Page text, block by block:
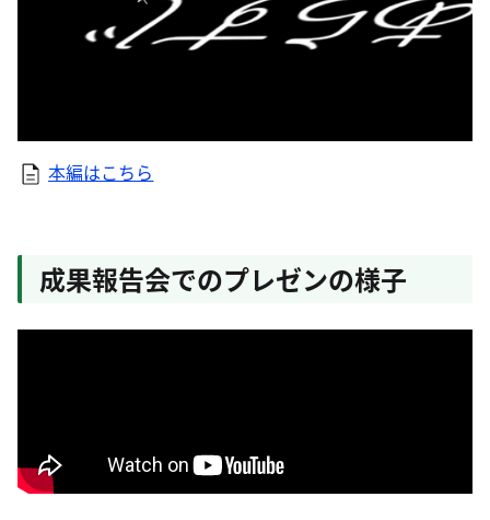
本編はこちら
成果報告会でのプレゼンの様子